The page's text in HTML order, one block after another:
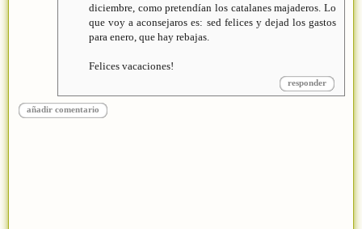
diciembre, como pretendían los catalanes majaderos. Lo
que voy a aconsejaros es: sed felices y dejad los gastos
para enero, que hay rebajas.
Felices vacaciones!
responder
añadir comentario